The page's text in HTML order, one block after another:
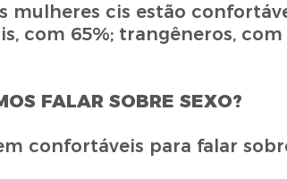
mulheres cis estão
com 65%; trangêneros, com
FALAR SOBRE SEXO?